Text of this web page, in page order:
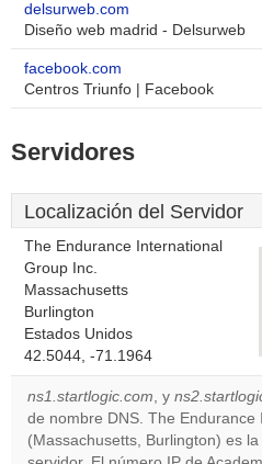
delsurweb.com
Diseño web madrid - Delsurweb
facebook.com
Centros Triunfo | Facebook
Servidores
Localización del Servidor
The Endurance International
Group Inc.
Massachusetts
Burlington
Estados Unidos
42.5044, -71.1964
ns1.startlogic.com, y
de nombre DNS. The
(Massachusetts, Burlington) es